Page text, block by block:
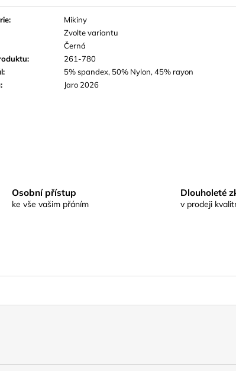
:
Mikiny
Zvolte variantu
Černá
:
261-780
:
5% spandex, 50% Nylon, 45% rayon
: Jaro 2026
Osobní přístup
ke vše vašim přáním
Dlouholeté
v prodeji